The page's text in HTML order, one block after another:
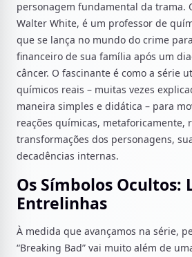
personagem fundamental da trama.
Walter White, é um professor de
que se lança no mundo do crime
financeiro de sua família após um
câncer. O fascinante é como a série
químicos reais – muitas vezes
maneira simples e didática – para
reações químicas, metaforicamente,
transformações dos personagens,
decadências internas.
Os Símbolos Ocultos:
Entrelinhas
À medida que avançamos na série,
“Breaking Bad” vai muito além de